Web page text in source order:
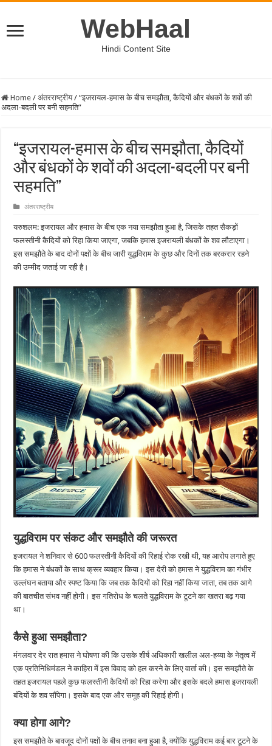
WebHaal
Hindi Content Site
Home / अंतरराष्ट्रीय / “इजरायल-हमास के बीच समझौता, कैदियों और बंधकों के शवों की
अदला-बदली पर बनी सहमति”
“इजरायल-हमास के बीच समझौता, कैदियों
और बंधकों के शवों की अदला-बदली पर बनी
सहमति”
अंतरराष्ट्रीय
यरुशलम: इजरायल और हमास के बीच एक नया समझौता हुआ है, जिसके तहत सैकड़ों
फलस्तीनी कैदियों को रिहा किया जाएगा, जबकि हमास इजरायली बंधकों के शव लौटाएगा।
इस समझौते के बाद दोनों पक्षों के बीच जारी युद्धविराम के कुछ और दिनों तक बरकरार रहने
की उम्मीद जताई जा रही है।
युद्धविराम पर संकट और समझौते की जरूरत
इजरायल ने शनिवार से 600 फलस्तीनी कैदियों की रिहाई रोक रखी थी, यह आरोप लगाते हुए
कि हमास ने बंधकों के साथ क्रूर व्यवहार किया। इस देरी को हमास ने युद्धविराम का गंभीर
उल्लंघन बताया और स्पष्ट किया कि जब तक कैदियों को रिहा नहीं किया जाता, तब तक आगे
की बातचीत संभव नहीं होगी। इस गतिरोध के चलते युद्धविराम के टूटने का खतरा बढ़ गया
था।
कैसे हुआ समझौता?
मंगलवार देर रात हमास ने घोषणा की कि उसके शीर्ष अधिकारी खलील अल-हय्या के नेतृत्व में
एक प्रतिनिधिमंडल ने काहिरा में इस विवाद को हल करने के लिए वार्ता की। इस समझौते के
तहत इजरायल पहले कुछ फलस्तीनी कैदियों को रिहा करेगा और इसके बदले हमास इजरायली
बंदियों के शव सौंपेगा। इसके बाद एक और समूह की रिहाई होगी।
क्या होगा आगे?
इस समझौते के बावजूद दोनों पक्षों के बीच तनाव बना हुआ है, क्योंकि युद्धविराम कई बार टूटने के